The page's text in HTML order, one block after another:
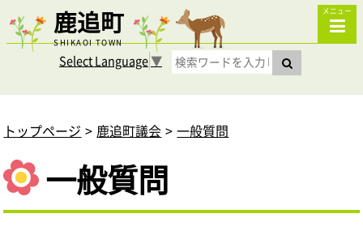
鹿追町
SHIKAOI TOWN
メニュー
Select Language▼
トップページ 鹿追町議会 一般質問
一般質問